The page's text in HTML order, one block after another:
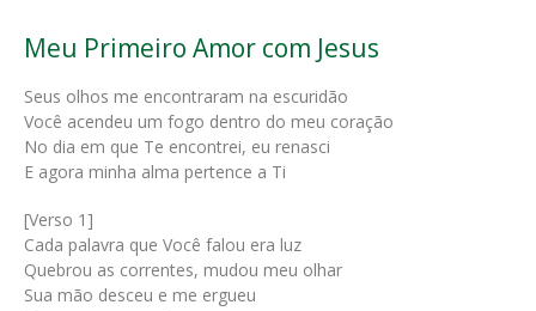
Meu Primeiro Amor com Jesus
Seus olhos me encontraram na escuridão
Você acendeu um fogo dentro do meu coração
No dia em que Te encontrei, eu renasci
E agora minha alma pertence a Ti
[Verso 1]
Cada palavra que Você falou era luz
Quebrou as correntes, mudou meu olhar
Sua mão desceu e me ergueu